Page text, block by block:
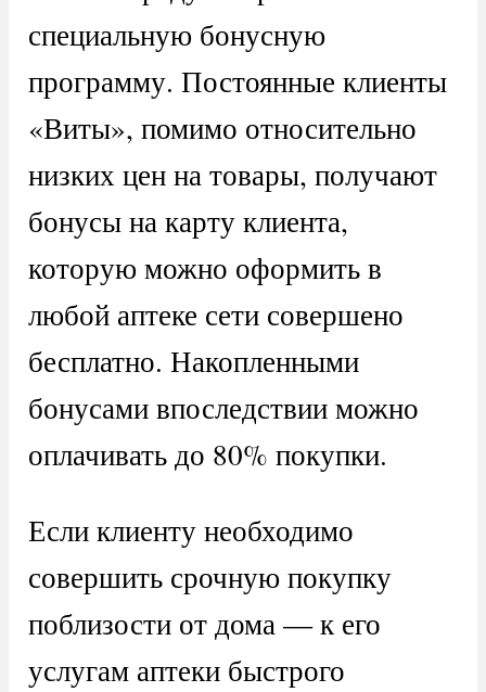
специальную бонусную
программу. Постоянные клиенты
«Виты», помимо относительно
низких цен на товары, получают
бонусы на карту клиента,
которую можно оформить в
любой аптеке сети совершено
бесплатно. Накопленными
бонусами впоследствии можно
оплачивать до 80% покупки.
Если клиенту необходимо
совершить срочную покупку
поблизости от дома — к его
услугам аптеки быстрого